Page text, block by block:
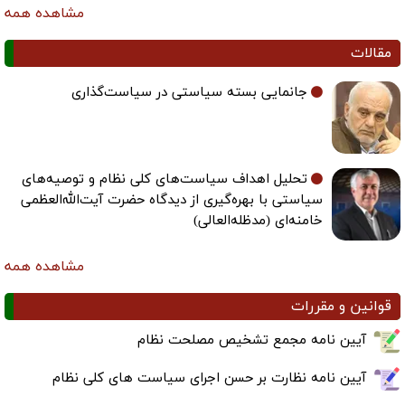
مشاهده همه
مقالات
جانمایی بسته سیاستی در سیاست‌گذاری
تحلیل اهداف سیاست‌های کلی نظام و توصیه‌های
سیاستی با بهره‌گیری از دیدگاه حضرت آیت‌الله‌العظمی
خامنه‌ای (مدظله‌العالی)
مشاهده همه
قوانین و مقررات
آیین نامه مجمع تشخیص مصلحت نظام
آیین نامه نظارت بر حسن اجرای سیاست های کلی نظام